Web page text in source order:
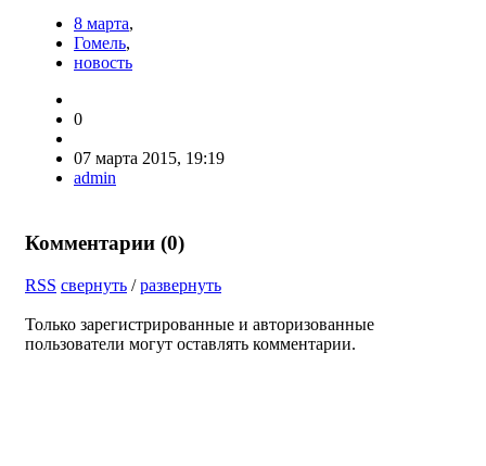
8 марта,
Гомель,
новость
0
07 марта 2015, 19:19
admin
Комментарии (0)
RSS свернуть /развернуть
Только зарегистрированные и авторизованные
пользователи могут оставлять комментарии.